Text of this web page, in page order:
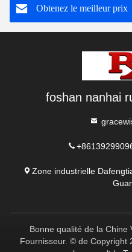
Obtenez le meilleur prix
foshan nanhai
Zone industrielle
Bonne qualité de la Chine
Fournisseur. © de Copyright